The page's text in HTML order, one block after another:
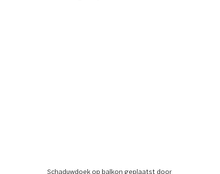
Schaduwdoek op balkon geplaatst door